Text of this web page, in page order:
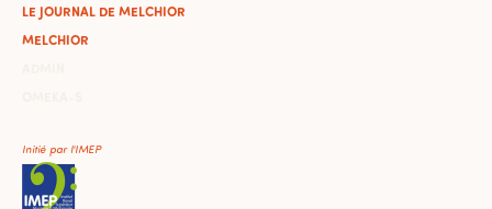
LE JOURNAL DE MELCHIOR
MELCHIOR
Initié par l'IMEP